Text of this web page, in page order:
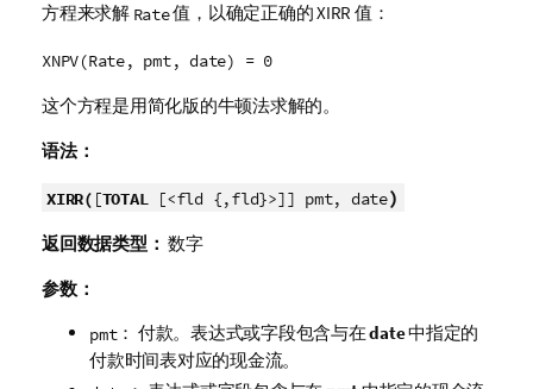
方程来求解 Rate值，以确定正确的 XIRR 值：
XNPV(Rate, pmt, date) = 0
这个方程是用简化版的牛顿法求解的。
语法：
XIRR( [TOTAL[<fld {,fld}>]] pmt, date)
返回数据类型： 数字
参数：
pmt： 付款。表达式或字段包含与在date中指定的
付款时间表对应的现金流。